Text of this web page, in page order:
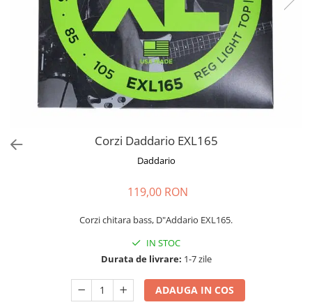
Playere si Recordere
Procesoare si efecte
Shockmount
Stabilizatoare de tensiune UPS si
Power Conditioner
Unelte Audio
Accesorii de microfoane
Microfoane de masurare si
Microfoane de studio
Microfoane de Suprafata
Microfoane de voce si live
Corzi Daddario EXL165
Daddario
119,00 RON
Corzi chitara bass, D"Addario EXL165.
IN STOC
Durata de livrare: 1-7 zile
ADAUGA IN COS